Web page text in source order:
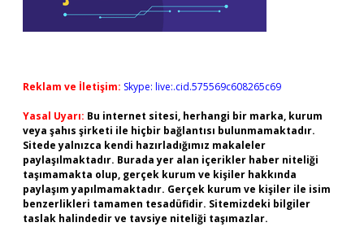
Reklam ve İletişim: Skype: live:.cid.575569c608265c69
Yasal Uyarı: Bu internet sitesi, herhangi bir marka, kurum
veya şahıs şirketi ile hiçbir bağlantısı bulunmamaktadır.
Sitede yalnızca kendi hazırladığımız makaleler
paylaşılmaktadır. Burada yer alan içerikler haber niteliği
taşımamakta olup, gerçek kurum ve kişiler hakkında
paylaşım yapılmamaktadır. Gerçek kurum ve kişiler ile isim
benzerlikleri tamamen tesadüfidir. Sitemizdeki bilgiler
taslak halindedir ve tavsiye niteliği taşımazlar.